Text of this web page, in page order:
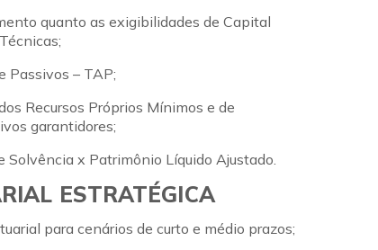
quanto as exigibilidades de Capital
Passivos – TAP;
Recursos Próprios Mínimos e de
garantidores;
Solvência x Patrimônio Líquido Ajustado.
ESTRATÉGICA
para cenários de curto e médio prazos;